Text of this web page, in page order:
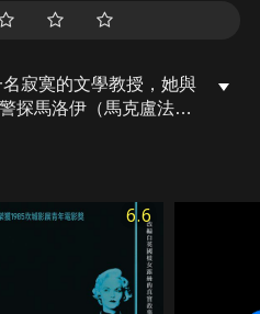
寂寞的文學教授，她與
探馬洛伊（馬克盧法洛
6.6